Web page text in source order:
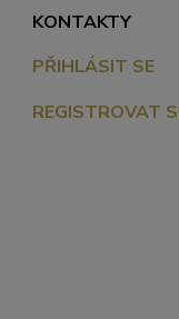
KONTAKTY
PŘIHLÁSIT SE
REGISTROVAT